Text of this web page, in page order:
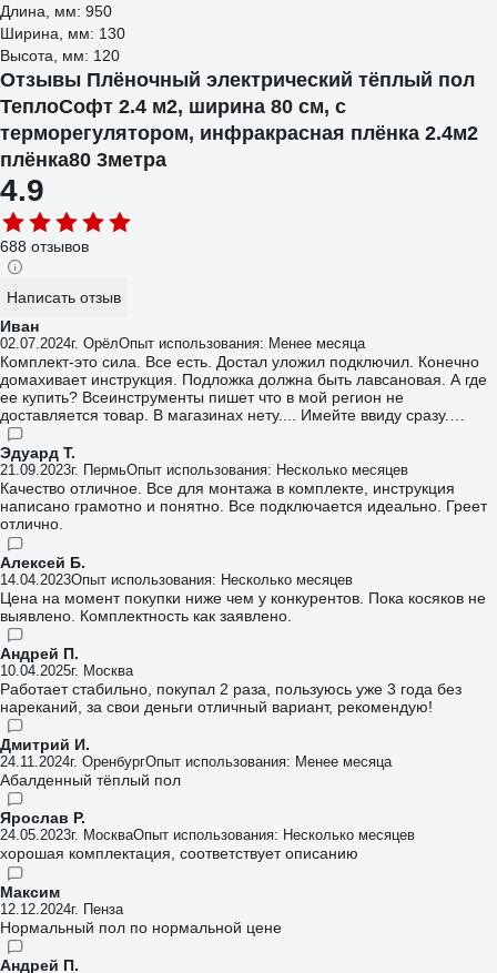
Длина, мм: 950
Ширина, мм: 130
Высота, мм: 120
Отзывы Плёночный электрический тёплый пол
ТеплоСофт 2.4 м2, ширина 80 см, с
терморегулятором, инфракрасная плёнка 2.4м2
плёнка80 3метра
4.9
688 отзывов
Написать отзыв
Иван
02.07.2024г. ОрёлОпыт использования: Менее месяца
Комплект-это сила. Все есть. Достал уложил подключил. Конечно
домахивает инструкция. Подложка должна быть лавсановая. А где
ее купить? Всеинструменты пишет что в мой регион не
доставляется товар. В магазинах нету.... Имейте ввиду сразу.
Неделю ездил по магазинам и интернетмагазинам лазил. Купил
вспенеую-она хуже, но другой просто нет!
Эдуард Т.
21.09.2023г. ПермьОпыт использования: Несколько месяцев
Качество отличное. Все для монтажа в комплекте, инструкция
написано грамотно и понятно. Все подключается идеально. Греет
отлично.
Алексей Б.
14.04.2023Опыт использования: Несколько месяцев
Цена на момент покупки ниже чем у конкурентов. Пока косяков не
выявлено. Комплектность как заявлено.
Андрей П.
10.04.2025г. Москва
Работает стабильно, покупал 2 раза, пользуюсь уже 3 года без
нареканий, за свои деньги отличный вариант, рекомендую!
Дмитрий И.
24.11.2024г. ОренбургОпыт использования: Менее месяца
Абалденный тёплый пол
Ярослав Р.
24.05.2023г. МоскваОпыт использования: Несколько месяцев
хорошая комплектация, соответствует описанию
Максим
12.12.2024г. Пенза
Нормальный пол по нормальной цене
Андрей П.